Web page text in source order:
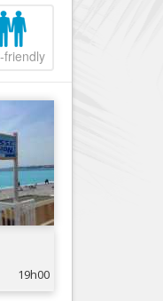
Nice Promenade du
Nice le Port
Nice le Vieux Nice
Nice le Coeur de Ville
Nice les Collines Niçoises
Nice le petit Marais Niçois
Nice la plaine du Var
Nice Aéroport
friendly
19h00